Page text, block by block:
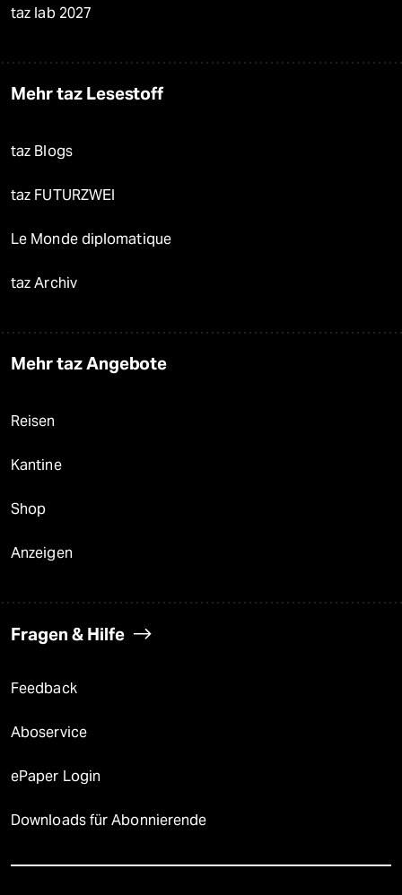
taz lab 2027
Mehr taz Lesestoff
taz Blogs
taz FUTURZWEI
Le Monde diplomatique
taz Archiv
Mehr taz Angebote
Reisen
Kantine
Shop
Anzeigen
Fragen & Hilfe
Feedback
Aboservice
ePaper Login
Downloads für Abonnierende